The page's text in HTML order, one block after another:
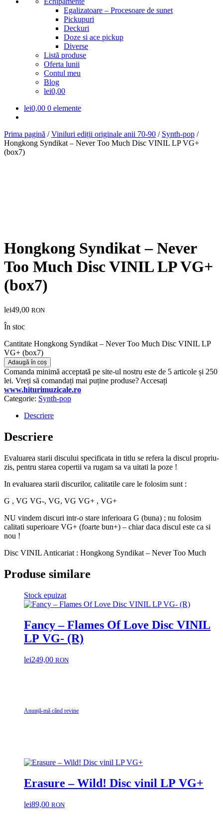
Egalizatoare – Procesoare de sunet
Pickupuri
Deckuri
Doze si ace pickup
Diverse
Listă produse
Oferta lunii
Contul meu
Blog
lei0,00
lei0,00 0 elemente
Prima pagină /Viniluri ediții originale anii 70-90 / Synth-pop /
Hongkong Syndikat – Never Too Much Disc VINIL LP VG+
(box7)
Hongkong Syndikat – Never
Too Much Disc VINIL LP VG+
(box7)
lei49,00 RON
În stoc
Cantitate Hongkong Syndikat – Never Too Much Disc VINIL LP
VG+ (box7)
Adaugă în coș
Comanda minimă acceptată pe site-ul nostru este de 5 articole și 250
lei. Vreți să comandați mai puține produse? Accesați
www.hiturimuzicale.ro
Categorie: Synth-pop
Descriere
Descriere
Evaluarea starii discului specificata in titlu se refera la discul propriu-
zis, pentru starea copertii va rugam sa va uitati la poze !
In evaluarea starii discurilor, calitatile care le folosim sunt :
G , VG VG-, VG, VG VG+ , VG+
NU vindem discuri intr-o stare inferioara G (buna) ; nu folosim
calitati superioare VG+ (foarte bun+) – chiar daca discul este ca si
nou !
Disc VINIL Anticariat : Hongkong Syndikat – Never Too Much
Produse similare
Stock epuizat
Fancy – Flames Of Love Disc VINIL
LP VG- (R)
lei249,00 RON
Anunță-mă când revine
Erasure – Wild! Disc vinil LP VG+
lei89,00 RON